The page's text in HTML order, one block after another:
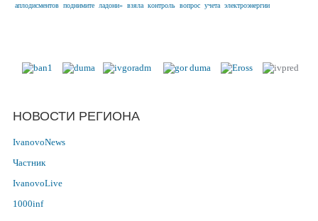
аплодисментов поднимите ладони» взяла контроль вопрос учета электроэнергии
НОВОСТИ РЕГИОНА
IvanovoNews
Частник
IvanovoLive
1000inf